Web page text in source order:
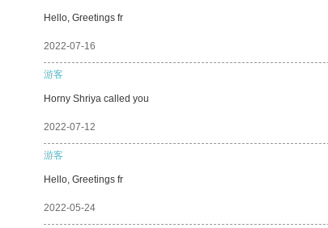
Hello, Greetings fr
2022-07-16
游客
Horny Shriya called you
2022-07-12
游客
Hello, Greetings fr
2022-05-24